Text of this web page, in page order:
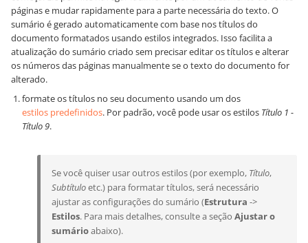
páginas e mudar rapidamente para a parte necessária do texto. O
sumário é gerado automaticamente com base nos títulos do
documento formatados usando estilos integrados. Isso facilita a
atualização do sumário criado sem precisar editar os títulos e alterar
os números das páginas manualmente se o texto do documento for
alterado.
formate os títulos no seu documento usando um dos
estilos predefinidos. Por padrão, você pode usar os estilos Título 1 -
Título 9.
Se você quiser usar outros estilos (por exemplo, Título,
Subtítuloetc.) para formatar títulos, será necessário
ajustar as configurações do sumário (Estrutura ->
Estilos. Para mais detalhes, consulte a seção Ajustar o
sumárioabaixo).